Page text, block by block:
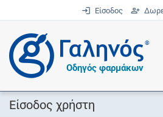
Είσοδος
®
Οδηγός φαρμάκων
Είσοδος χρήστη